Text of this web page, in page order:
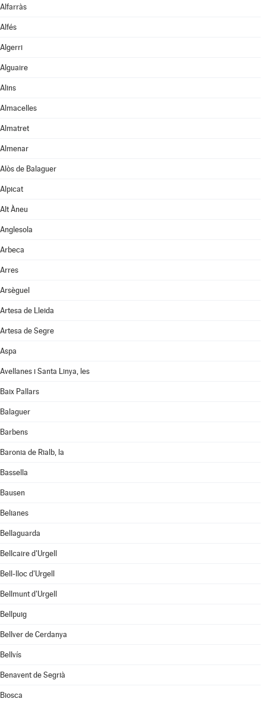
Alfarràs
Alfés
Algerri
Alguaire
Alins
Almacelles
Almatret
Almenar
Alòs de Balaguer
Alpicat
Alt Àneu
Anglesola
Arbeca
Arres
Arsèguel
Artesa de Lleida
Artesa de Segre
Aspa
Avellanes i Santa Linya, les
Baix Pallars
Balaguer
Barbens
Baronia de Rialb, la
Bassella
Bausen
Belianes
Bellaguarda
Bellcaire d'Urgell
Bell-lloc d'Urgell
Bellmunt d'Urgell
Bellpuig
Bellver de Cerdanya
Bellvís
Benavent de Segrià
Biosca